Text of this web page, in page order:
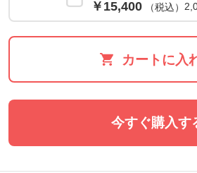
￥15,400 （税込）
カートに入
今すぐ購入す